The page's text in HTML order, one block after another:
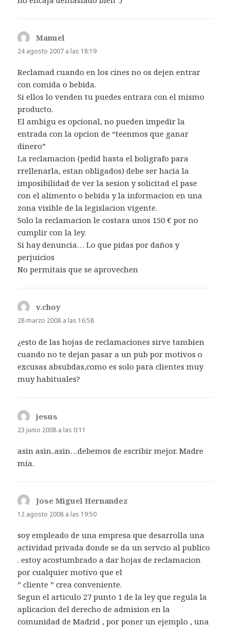
Manuel
24 agosto 2007 a las 18:19
Reclamad cuando en los cines no os dejen entrar
con comida o bebida.
Si ellos lo venden tu puedes entrara con el mismo
producto.
El ambigu es opcional, no pueden impedir la
entrada con la opcion de “teenmos que ganar
dinero”
La reclamacion (pedid hasta el boligrafo para
rrellenarla, estan obligados) debe ser hacia la
imposibilidad de ver la sesion y solicitad el pase
con el alimento o bebida y la informacion en una
zona visible de la legislacion vigente.
Solo la reclamacion le costara unos 150 € por no
cumplir con la ley.
Si hay denuncia… Lo que pidas por daños y
perjuicios
No permitais que se aprovechen
v.choy
28 marzo 2008 a las 16:58
¿esto de las hojas de reclamaciones sirve tambien
cuando no te dejan pasar a un pub por motivos o
excusas absubdas,como es solo para clientes muy
muy habituales?
jesus
23 junio 2008 a las 0:11
asin asin..asin…debemos de escribir mejor. Madre
mía.
Jose Miguel Hernandez
12 agosto 2008 a las 19:50
soy empleado de una empresa que desarrolla una
actividad privada donde se da un servcio al publico
. estoy acostumbrado a dar hojas de reclamacion
por cualquier motivo que el
” cliente ” crea conveniente.
Segun el articulo 27 punto 1 de la ley que regula la
aplicacion del derecho de admision en la
comunidad de Madrid , por poner un ejemplo , una